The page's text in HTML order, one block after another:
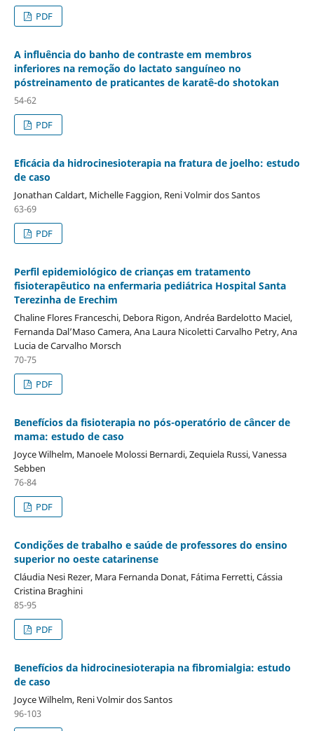
PDF
A influência do banho de contraste em membros
inferiores na remoção do lactato sanguíneo no
póstreinamento de praticantes de karatê-do shotokan
54-62
PDF
Eficácia da hidrocinesioterapia na fratura de joelho: estudo
de caso
Jonathan Caldart, Michelle Faggion, Reni Volmir dos Santos
63-69
PDF
Perfil epidemiológico de crianças em tratamento
fisioterapêutico na enfermaria pediátrica Hospital Santa
Terezinha de Erechim
Chaline Flores Franceschi, Debora Rigon, Andréa Bardelotto Maciel,
Fernanda Dal’Maso Camera, Ana Laura Nicoletti Carvalho Petry, Ana
Lucia de Carvalho Morsch
70-75
PDF
Benefícios da fisioterapia no pós-operatório de câncer de
mama: estudo de caso
Joyce Wilhelm, Manoele Molossi Bernardi, Zequiela Russi, Vanessa
Sebben
76-84
PDF
Condições de trabalho e saúde de professores do ensino
superior no oeste catarinense
Cláudia Nesi Rezer, Mara Fernanda Donat, Fátima Ferretti, Cássia
Cristina Braghini
85-95
PDF
Benefícios da hidrocinesioterapia na fibromialgia: estudo
de caso
Joyce Wilhelm, Reni Volmir dos Santos
96-103